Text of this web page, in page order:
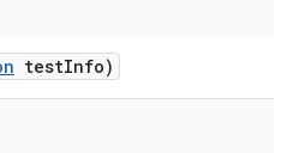
testInfo)